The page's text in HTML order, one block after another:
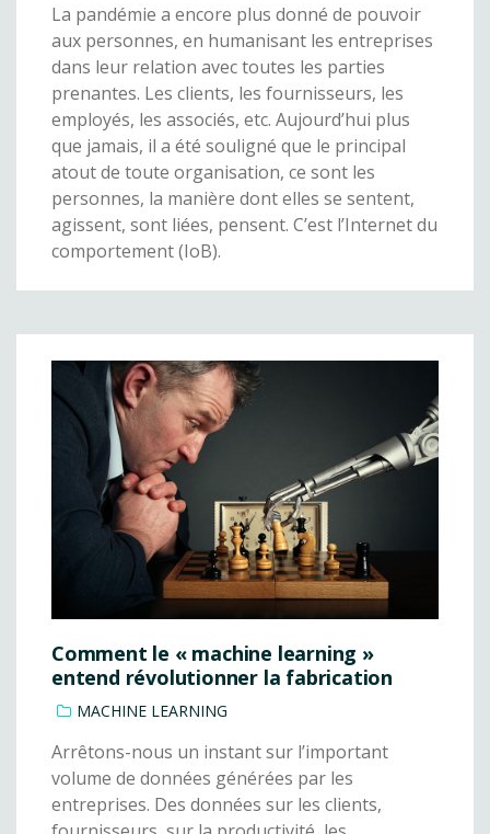
La pandémie a encore plus donné de pouvoir
aux personnes, en humanisant les entreprises
dans leur relation avec toutes les parties
prenantes. Les clients, les fournisseurs, les
employés, les associés, etc. Aujourd’hui plus
que jamais, il a été souligné que le principal
atout de toute organisation, ce sont les
personnes, la manière dont elles se sentent,
agissent, sont liées, pensent. C’est l’Internet du
comportement (IoB).
Comment le « machine learning »
entend révolutionner la fabrication
MACHINE LEARNING
Arrêtons-nous un instant sur l’important
volume de données générées par les
entreprises. Des données sur les clients,